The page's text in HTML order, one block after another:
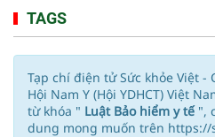
TAGS
Tạp chí điện tử Sức khỏe Việt -
Hội Nam Y (Hội YDHCT) Việt
từ khóa " Luật Bảo hiểm y tế ",
dung mong muốn trên https://